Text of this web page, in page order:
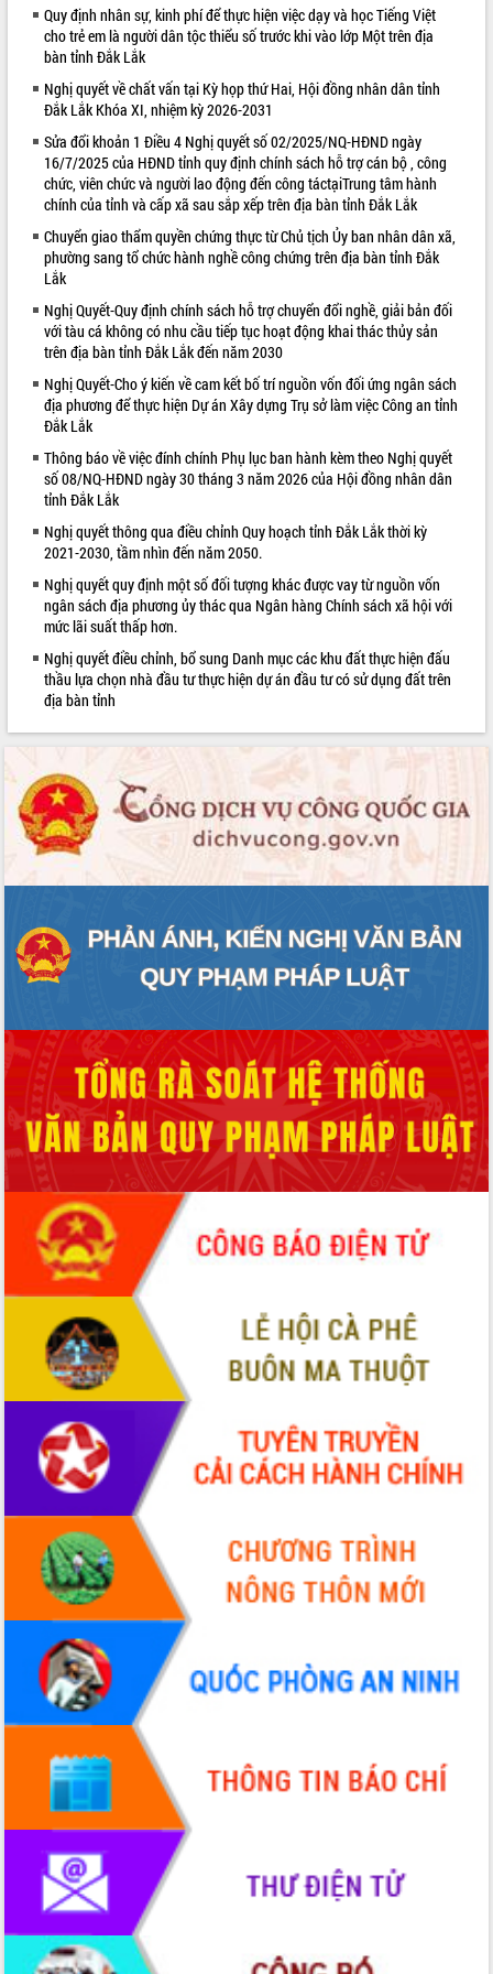
Kỳ họp thứ Hai, Hội đồng nhân dân
tỉnh khóa XI quyết nghị nhiều nội dung
quan trọng
Bí thư Tỉnh ủy Lương Nguyễn Minh
Triết thăm, tặng quà người có công với
cách mạng
Rà soát, hoàn thiện hệ thống thiết chế
văn hóa, thể thao đáp ứng yêu cầu
phát triển mới
Thường trực HĐND tỉnh Đắk Lắk gặp
mặt Đoàn chuyên gia y tế TP. Hồ Chí
Minh
Lễ truy điệu và an táng hài cốt liệt sĩ
tại Nghĩa trang Liệt sĩ xã Sơn Hòa
Bàn giải pháp tháo gỡ khó khăn trong
xuất khẩu sầu riêng và triển khai quy
định EUDR
Thứ trưởng Bộ Nông nghiệp và Môi
trường Nguyễn Hoàng Hiệp khảo sát
vùng trồng và doanh nghiệp đóng gói
sầu riêng tại Đắk Lắk
Trình diễn nghệ thuật chế biến các
món ăn từ sầu riêng
Đắk Lắk công bố Quy hoạch và xúc
tiến đầu tư tỉnh
Ngành cá ngừ Đắk Lắk chủ động thích
ứng để giữ vững thị trường xuất khẩu
Diễn đàn Kinh tế tư nhân Việt Nam đột
phá cơ chế - Hợp tác công tư
cải cách hành chính tỉnh Đắk Lắk
Kết nối tour, đẩy mạnh chuyển đổi số
để phát triển du lịch Đắk Lắk
Khởi động Dự án Đầu tư xây dựng hạ
tầng kỹ thuật Cụm công nghiệp Tân
Tiến
mạng Việt Nam
Đắk Lắk sơ kết 4 năm triển khai thực
hiện Đề án 06 của Chính phủ
Quy hoạch và Xúc tiến đầu tư tỉnh Đắk
Lắk
Khơi thông điểm nghẽn, đẩy nhanh
giải ngân vốn khắc phục thiên tai
HĐND tỉnh thông qua điều chỉnh Quy
hoạch tỉnh thời kỳ 2021-2030
Hội thảo góp ý hồ sơ điều chỉnh quy
hoạch tỉnh Đắk Lắk thời kỳ 2021-2030,
tầm nhìn đến năm 2050
Nâng cao hiệu quả hoạt động của các
doanh nghiệp nhà nước
Hội nghị triển khai kết nối mạng
truyền số liệu chuyên dùng phục vụ cơ
quan Đảng, Nhà nước
Lễ phát động chuỗi hoạt động chung
tay làm sạch môi trường
Xã Ea Kar bước chuyển mình trong
công tác cải cách hành chính mô hình
mới
UBND tỉnh họp báo định kỳ tháng 4
năm 2026
Hội thảo khoa học “Giải pháp thúc đẩy
phát triển nền kinh tế xanh tại tỉnh
Đắk Lắk”
Tăng cường giám sát, đôn đốc thực
hiện nhiệm vụ quản lý tài sản công
hàng tuần
Tháo gỡ những vướng mắc, đẩy mạnh
công tác cải cách thủ tục hành chính
tại Trung tâm Phục vụ hành chính
công tỉnh
Đắk Lắk: Tôn vinh 46 giải pháp tại Hội
thi Sáng tạo Kỹ thuật 2024 - 2025
Đắk Lắk rà soát, điều chỉnh Đề án 190
về phát triển nuôi trồng thủy sản
Phó Chủ tịch UBND tỉnh Đắk Lắk
Trương Công Thái kiểm tra thực địa
Dự án cao tốc Khánh Hòa - Buôn Ma
Thuột
LIÊN KẾT WEB
Quy định nhân sự, kinh phí để thực hiện việc dạy và học Tiếng Việt
cho trẻ em là người dân tộc thiểu số trước khi vào lớp Một trên địa
bàn tỉnh Đắk Lắk
Nghị quyết về chất vấn tại Kỳ họp thứ Hai, Hội đồng nhân dân tỉnh
Đắk Lắk Khóa XI, nhiệm kỳ 2026-2031
Sửa đổi khoản 1 Điều 4 Nghị quyết số 02/2025/NQ-HĐND ngày
16/7/2025 của HĐND tỉnh quy định chính sách hỗ trợ cán bộ , công
chức, viên chức và người lao động đến công táctạiTrung tâm hành
chính của tỉnh và cấp xã sau sắp xếp trên địa bàn tỉnh Đắk Lắk
Chuyển giao thẩm quyền chứng thực từ Chủ tịch Ủy ban nhân dân xã,
phường sang tổ chức hành nghề công chứng trên địa bàn tỉnh Đắk
Lắk
Nghị Quyết-Quy định chính sách hỗ trợ chuyển đổi nghề, giải bản đối
với tàu cá không có nhu cầu tiếp tục hoạt động khai thác thủy sản
trên địa bàn tỉnh Đắk Lắk đến năm 2030
Nghị Quyết-Cho ý kiến về cam kết bố trí nguồn vốn đối ứng ngân sách
địa phương để thực hiện Dự án Xây dựng Trụ sở làm việc Công an tỉnh
Đắk Lắk
Thông báo về việc đính chính Phụ lục ban hành kèm theo Nghị quyết
số 08/NQ-HĐND ngày 30 tháng 3 năm 2026 của Hội đồng nhân dân
tỉnh Đắk Lắk
Nghị quyết thông qua điều chỉnh Quy hoạch tỉnh Đắk Lắk thời kỳ
2021-2030, tầm nhìn đến năm 2050.
Nghị quyết quy định một số đối tượng khác được vay từ nguồn vốn
ngân sách địa phương ủy thác qua Ngân hàng Chính sách xã hội với
mức lãi suất thấp hơn.
Nghị quyết điều chỉnh, bổ sung Danh mục các khu đất thực hiện đấu
thầu lựa chọn nhà đầu tư thực hiện dự án đầu tư có sử dụng đất trên
địa bàn tỉnh